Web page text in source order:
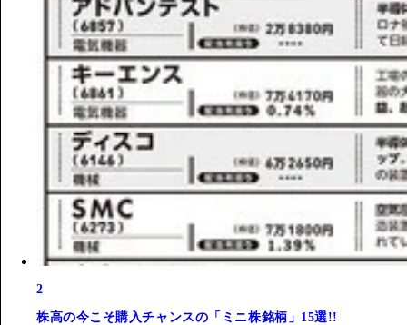
2
株高の今こそ購入チャンスの「ミニ株銘柄」15選!!